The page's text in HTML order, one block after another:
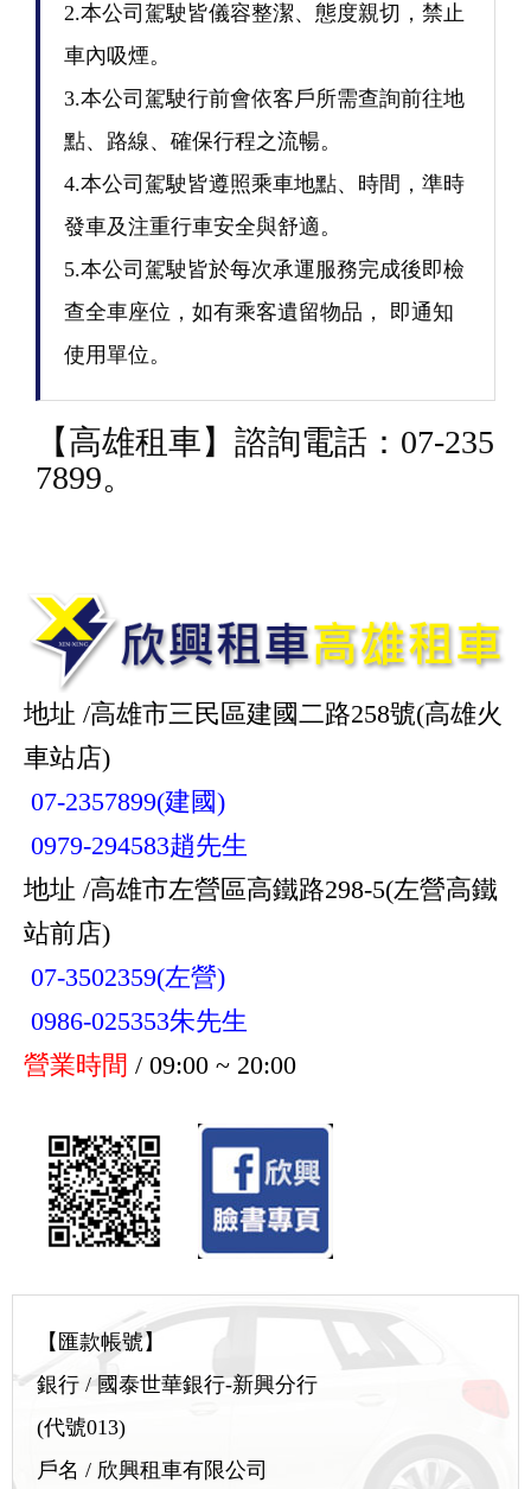
2.本公司駕駛皆儀容整潔、態度親切，禁止
車內吸煙。
3.本公司駕駛行前會依客戶所需查詢前往地
點、路線、確保行程之流暢。
4.本公司駕駛皆遵照乘車地點、時間，準時
發車及注重行車安全與舒適。
5.本公司駕駛皆於每次承運服務完成後即檢
查全車座位，如有乘客遺留物品， 即通知
使用單位。
【高雄租車】諮詢電話：07-235
7899。
地址 /高雄市三民區建國二路258號(高雄火
車站店)
07-2357899(建國)
0979-294583趙先生
地址 /高雄市左營區高鐵路298-5(左營高鐵
站前店)
07-3502359(左營)
0986-025353朱先生
營業時間 / 09:00 ~ 20:00
【匯款帳號】
銀行 / 國泰世華銀行-新興分行
(代號013)
戶名 / 欣興租車有限公司